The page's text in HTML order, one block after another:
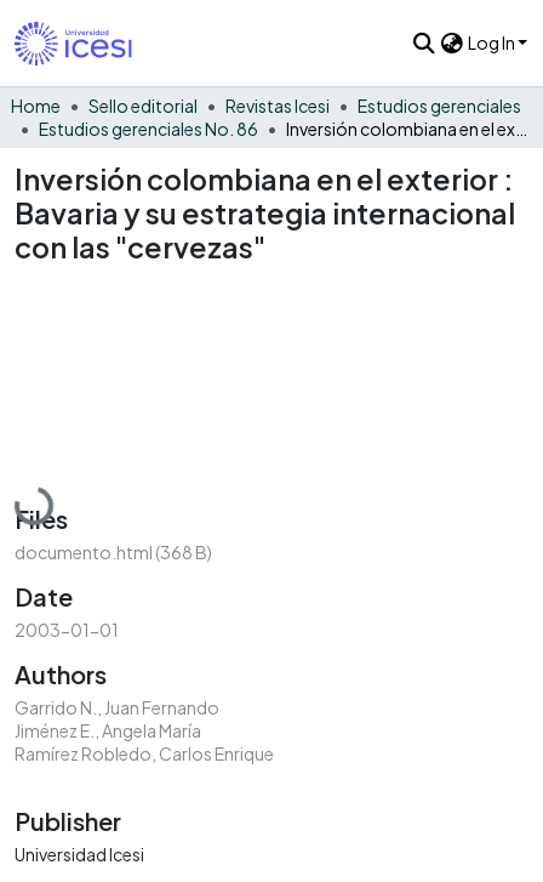
Log In
Home Sello editorial Revistas Icesi
Estudios gerenciales
Estudios gerenciales No. 86
Inversión colombiana en el exterior :
Bavaria y su estrategia internacional
con las "cervezas"
Loading...
Files
documento.html (368 B)
Date
2003-01-01
Authors
Garrido N., Juan Fernando
Jiménez E., Angela María
Ramírez Robledo, Carlos Enrique
Publisher
Universidad Icesi